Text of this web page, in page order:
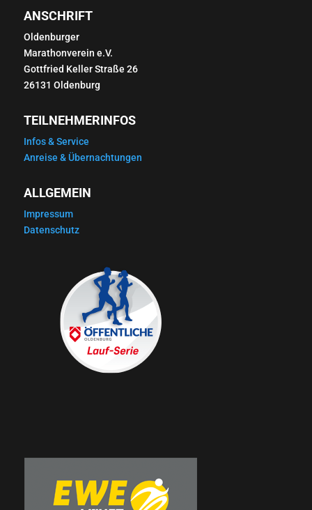
ANSCHRIFT
Oldenburger
Marathonverein e.V.
Gottfried Keller Straße 26
26131 Oldenburg
TEILNEHMERINFOS
Infos & Service
Anreise & Übernachtungen
ALLGEMEIN
Impressum
Datenschutz